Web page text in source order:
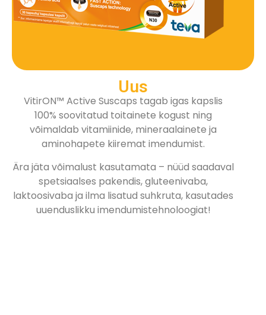
Uus
VitirON™ Active Suscaps tagab igas kapslis
100% soovitatud toitainete kogust ning
võimaldab vitamiinide, mineraalainete ja
aminohapete kiiremat imendumist.
Ära jäta võimalust kasutamata – nüüd saadaval
spetsiaalses pakendis, gluteenivaba,
laktoosivaba ja ilma lisatud suhkruta, kasutades
uuenduslikku imendumistehnoloogiat!